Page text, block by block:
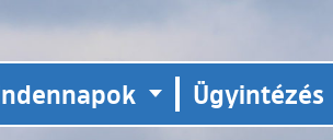
Ügyintézés